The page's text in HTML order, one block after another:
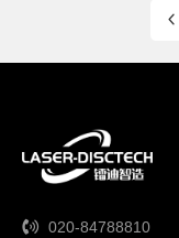
020-84788810